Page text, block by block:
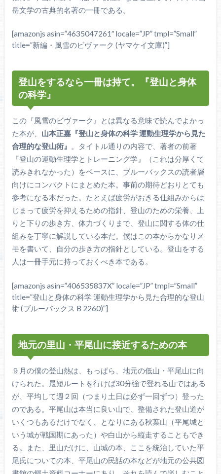
岳文学の古典的名著の一冊である。
[amazonjs asin=”4635047261″ locale=”JP” tmpl=”Small”
title=”新編・風雪のビヴァーク (ヤマケイ文庫)”]
登山をするなら一冊は持て。『登山と身体
の科学』
この『風雪のビヴァーク』とは異なる意味で読んでよかっ
た本が、 山本正嘉『登山と身体の科学 運動生理学から見た
合理的な登山術』 。タイトル通りの内容で、著者の前著
『登山の運動生理学とトレーニング学』（これは分厚くて
読みきれなかった）をベースに、ブルーバックスの読者層
向けにコンパクトにまとめた本。事前の期待どおりとても
参考になる本だった。たとえば疲労がおきる仕組みからは
じまって疲労を抑えるための指針、登山のための栄養、上
りと下りの歩き方、体力づくりまで、登山に関する体の仕
組みを丁寧に解説している本だ。僕はこの本からかなりメ
モを書いて、自分の歩き方の指針としている。登山をする
人は一冊手元に持っておくべき本である。
[amazonjs asin=”406535837X” locale=”JP” tmpl=”Small”
title=”登山と身体の科学 運動生理学から見た合理的な登山
術 (ブルーバックス B 2260)”]
地元の里山・平尾山に接近するための本
９月の僕の登山熱は、もっぱら、地元の低山・平尾山に向
けられた。最短ルートを行けば30分強で登れる山ではある
が、平均して週２回（つまり土日は必ず一回ずつ）登った
のである。平尾山は本当に良い山で、整備された登山道が
いくつもあるだけでなく、となりにある秋葉山（平尾城と
いう城が戦国期にあった）や白山から縦走することもでき
る。また、里山だけに、山城の本、ここを統治していた平
尾氏についての本、平尾山の民話の本などが地元の公共図